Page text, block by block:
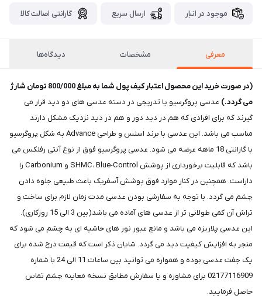
موجود در انبار ارسال سریع گارانتی اصالت کالا
معرفی مشخصات دیدگاه‌ها
(در صورت خرید این محصول اعتبار کیف پول شما به مبلغ 800/000 تومان شارژ
می گردد.) عدسی پروگرسیو یا تدریجی در دسته عدسی های دو دید قرار می
گیرند که برای افرادی که هم در دید دور و هم در دید نزدیک مشکل دارند
مناسب می باشد. این عدسی با برند اسنس و طراحی Advance به شکل پروگرسیو
با گارانتی 18 ماهه عرضه می شود. عدسی پروگرسیو فوق از نوع آنتی رفلکس می
باشد که قابلیت برخورداری از پوشش SHMC، Blue-Control و Carbonium را
داراست. همچنین در کنار موارد فوق پوشش آسفریک باعث طبیعی جلوه دادن
چشم می گردد. با توجه به سفارشی بودن عدسی مدت زمان لازم برای ساخت و
تراش آن کمی طولانی تر از عدسی های آماده می باشد(بین 3 الی 15 روزکاری).
این عدسی پلاریزه می باشد و مانع عبور نور های حاشیه ای به چشم می شود که
منجر به افزایش کیفیت دید می گردد. شایان ذکر است که قیمت درج شده برای
یک جفت عدسی بوده و همواره می توانید بین ساعات 11 الی 24 با شماره
02177116909 برای مشاوره و یا سفارش مطابق نسخه معاینه چشم تماس
حاصل فرمایید.